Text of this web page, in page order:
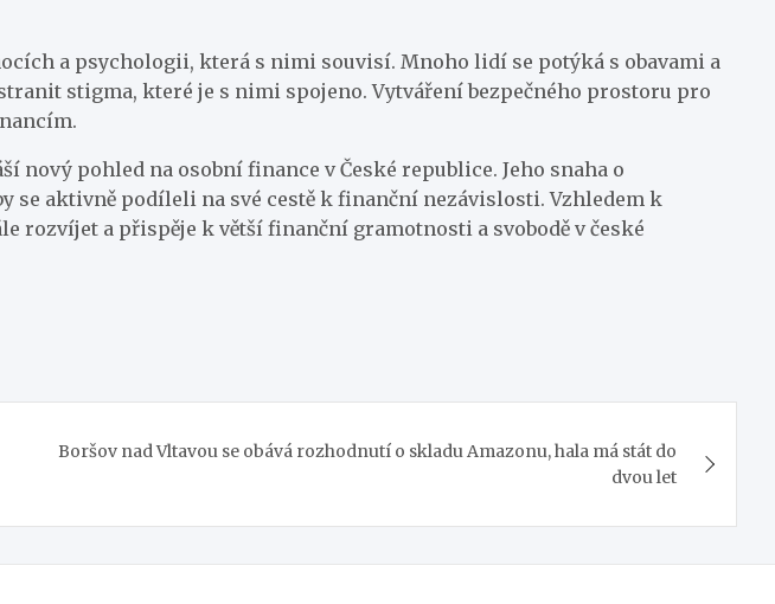
a psychologii, která s nimi souvisí. Mnoho lidí se potýká s obavami a
stigma, které je s nimi spojeno. Vytváření bezpečného prostoru pro
pohled na osobní finance v České republice. Jeho snaha o
aktivně podíleli na své cestě k finanční nezávislosti. Vzhledem k
rozvíjet a přispěje k větší finanční gramotnosti a svobodě v české
Boršov nad Vltavou se obává rozhodnutí o skladu Amazonu, hala má stát do
dvou let